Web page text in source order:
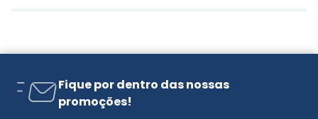
Fique por dentro das nossas
promoções!